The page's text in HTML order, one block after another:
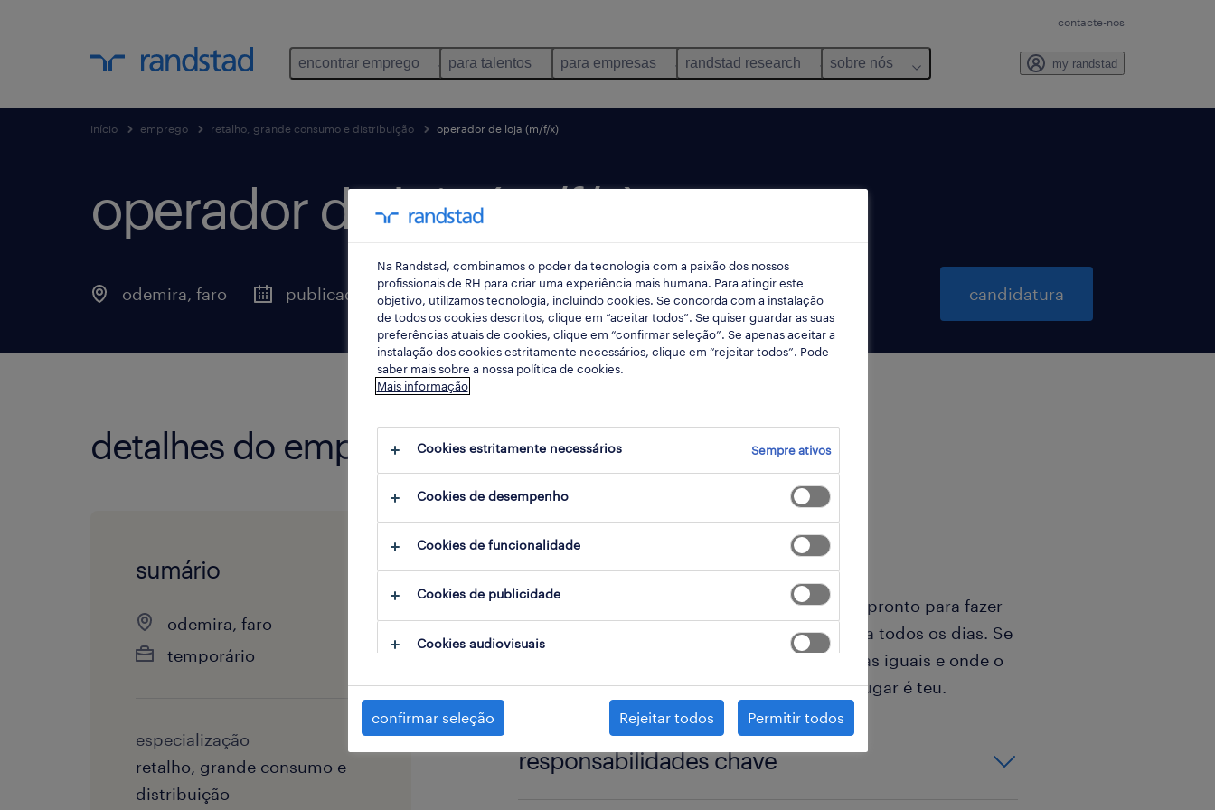
contacte-nos
encontrar emprego para talentos para empresas randstad research sobre nós my randstad
início emprego retalho, grande consumo e distribuição operador de loja (m/f/x)
operador de loja (m/f/x).
odemira, faro publicado hoje termina daqui a 1 dia candidatura
detalhes do emprego
sumário
odemira, faro
temporário
especialização
retalho, grande consumo e
distribuição
O Teu Próximo Desafio:
Procuramos alguém polivalente e dinâmico, pronto para fazer
de tudo um pouco e garantir que a loja brilha todos os dias. Se
gostas de um ambiente onde não há dois dias iguais e onde o
contacto com o cliente é a prioridade, este lugar é teu.
responsabilidades chave
Na Randstad, combinamos o poder da tecnologia com a paixão dos nossos
profissionais de RH para criar uma experiência mais humana. Para atingir este
objetivo, utilizamos tecnologia, incluindo cookies. Se concorda com a instalação
de todos os cookies descritos, clique em “aceitar todos”. Se quiser guardar as suas
preferências atuais de cookies, clique em “confirmar seleção”. Se apenas aceitar a
instalação dos cookies estritamente necessários, clique em “rejeitar todos”. Pode
saber mais sobre a nossa política de cookies.
Mais informação
Cookies estritamente necessários Sempre ativos
Cookies de desempenho
Cookies de funcionalidade
Cookies de publicidade
Cookies audiovisuais
confirmar seleção Rejeitar todos Permitir todos